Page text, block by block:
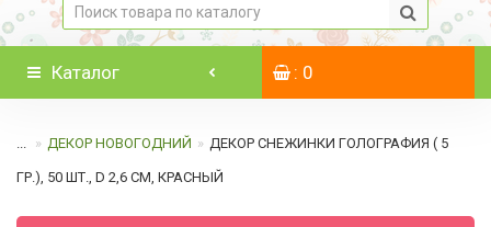
Каталог : 0
... ДЕКОР НОВОГОДНИЙ ДЕКОР СНЕЖИНКИ ГОЛОГРАФИЯ ( 5
ГР.), 50 ШТ., D 2,6 СМ, КРАСНЫЙ